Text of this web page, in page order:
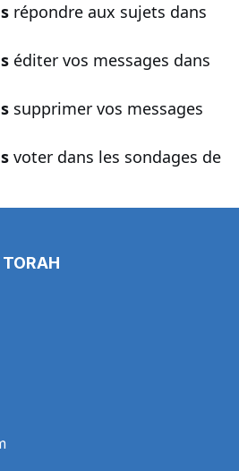
répondre aux sujets dans
éditer vos messages dans
supprimer vos messages
voter dans les sondages de